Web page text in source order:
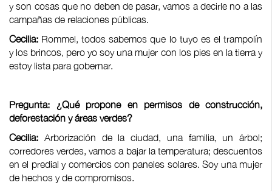
y son cosas que no deben de pasar, vamos a decirle no a las
campañas de relaciones públicas.
Cecilia: Rommel, todos sabemos que lo tuyo es el trampolín
y los brincos, pero yo soy una mujer con los pies en la tierra y
estoy lista para gobernar.
Pregunta: ¿Qué propone en permisos de construcción,
deforestación y áreas verdes?
Cecilia: Arborización de la ciudad, una familia, un árbol;
corredores verdes, vamos a bajar la temperatura; descuentos
en el predial y comercios con paneles solares. Soy una mujer
de hechos y de compromisos.